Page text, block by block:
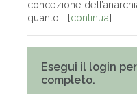
concezione
quanto ...[continua]
Esegui il login
completo.